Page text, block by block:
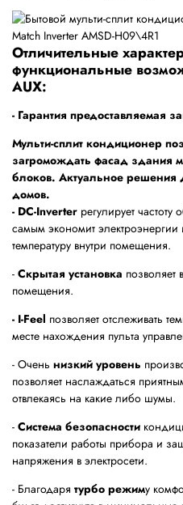
Отличительные
функциональные
AUX:
- Гарантия предоставляемая
Мульти-сплит кондиционер
загромождать фасад здания
блоков. Актуальное решения
домов.
- DC-Inverter регулирует
самым экономит
температуру внутри помещения.
- Скрытая установка позволяет
помещения.
- I-Feel позволяет отслеживать
месте нахождения пульта
- Очень низкий уровень
позволяет наслаждаться
отвлекаясь на какие либо шумы.
- Система безопасности
показатели работы прибора и
напряжения в электросети.
- Благодаря турбо режиму